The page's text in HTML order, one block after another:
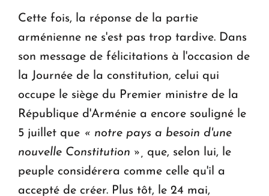
Cette fois, la réponse de la partie
arménienne ne s'est pas trop tardive. Dans
son message de félicitations à l'occasion de
la Journée de la constitution, celui qui
occupe le siège du Premier ministre de la
République d'Arménie a encore souligné le
5 juillet que « notre pays a besoin d'une
nouvelle Constitution », que, selon lui, le
peuple considérera comme celle qu'il a
accepté de créer. Plus tôt, le 24 mai,